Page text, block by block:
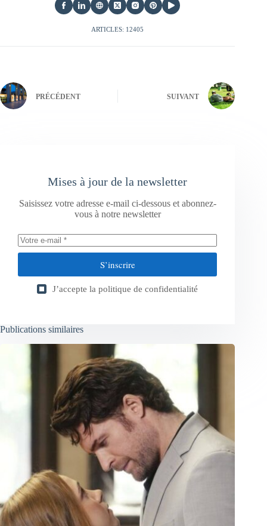
ARTICLES: 12405
PRÉCÉDENT SUIVANT
Mises à jour de la newsletter
Saisissez votre adresse e-mail ci-dessous et abonnez-
vous à notre newsletter
S’inscrire
J’accepte la politique de confidentialité
Publications similaires